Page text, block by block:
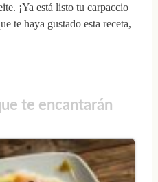
¡Ya está listo tu carpaccio
te haya gustado esta receta,
te encantarán